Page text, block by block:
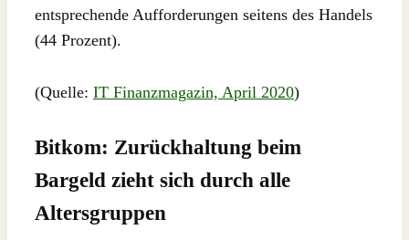
entsprechende Aufforderungen seitens des Handels
(44 Prozent).
(Quelle: IT Finanzmagazin, April 2020)
Bitkom: Zurückhaltung beim
Bargeld zieht sich durch alle
Altersgruppen